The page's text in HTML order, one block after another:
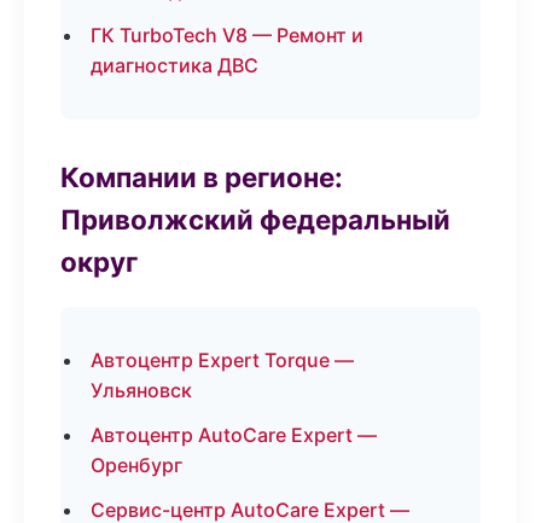
ГК TurboTech V8 — Ремонт и
диагностика ДВС
Компании в регионе:
Приволжский федеральный
округ
Автоцентр Expert Torque —
Ульяновск
Автоцентр AutoCare Expert —
Оренбург
Сервис-центр AutoCare Expert —